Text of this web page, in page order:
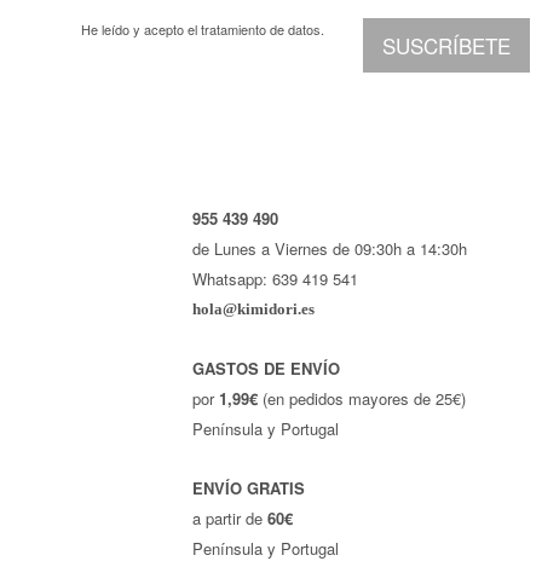
SUSCRÍBETE
He leído y acepto eltratamiento de datos.
955 439 490
de Lunes a Viernes de 09:30h a 14:30h
Whatsapp: 639 419 541
hola@kimidori.es
GASTOS DE ENVÍO
por 1,99€ (en pedidos mayores de 25€)
Península y Portugal
ENVÍO GRATIS
a partir de60€
Península y Portugal